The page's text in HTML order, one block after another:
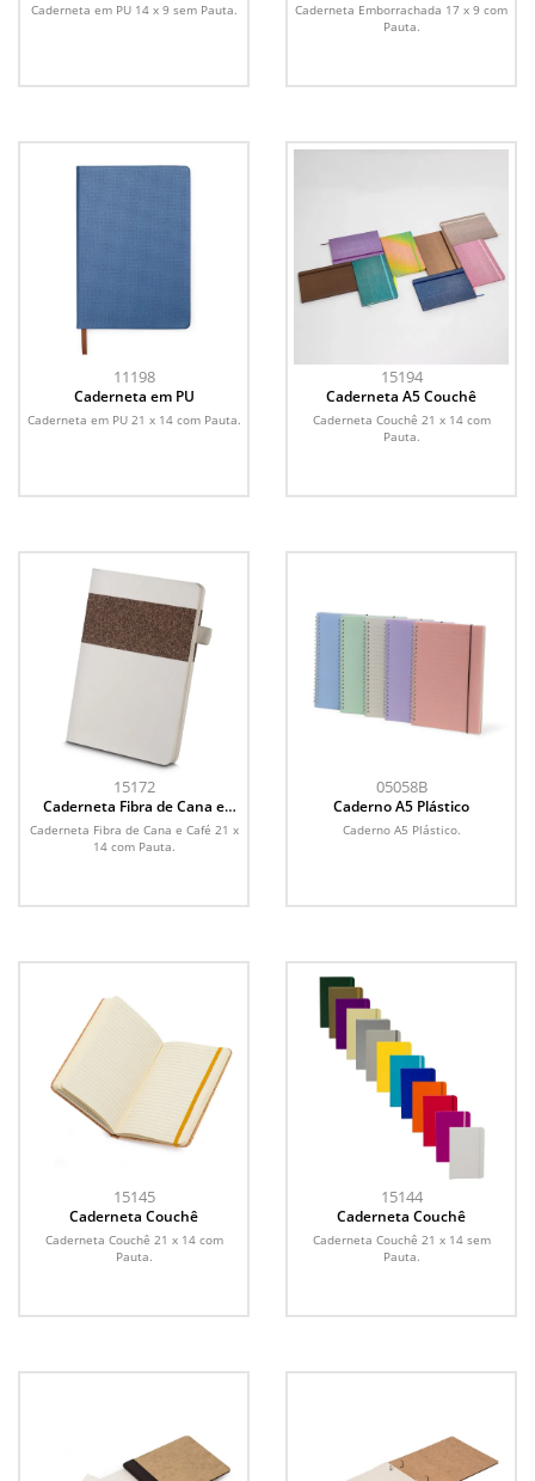
Caderneta em PU 14 x 9 sem Pauta.
Caderneta Emborrachada 17 x 9 com
Pauta.
11198
Caderneta em PU
Caderneta em PU 21 x 14 com Pauta.
15194
Caderneta A5 Couchê
Caderneta Couchê 21 x 14 com
Pauta.
15172
Caderneta Fibra de Cana e
Café
Caderneta Fibra de Cana e Café 21 x
14 com Pauta.
05058B
Caderno A5 Plástico
Caderno A5 Plástico.
15145
Caderneta Couchê
Caderneta Couchê 21 x 14 com
Pauta.
15144
Caderneta Couchê
Caderneta Couchê 21 x 14 sem
Pauta.